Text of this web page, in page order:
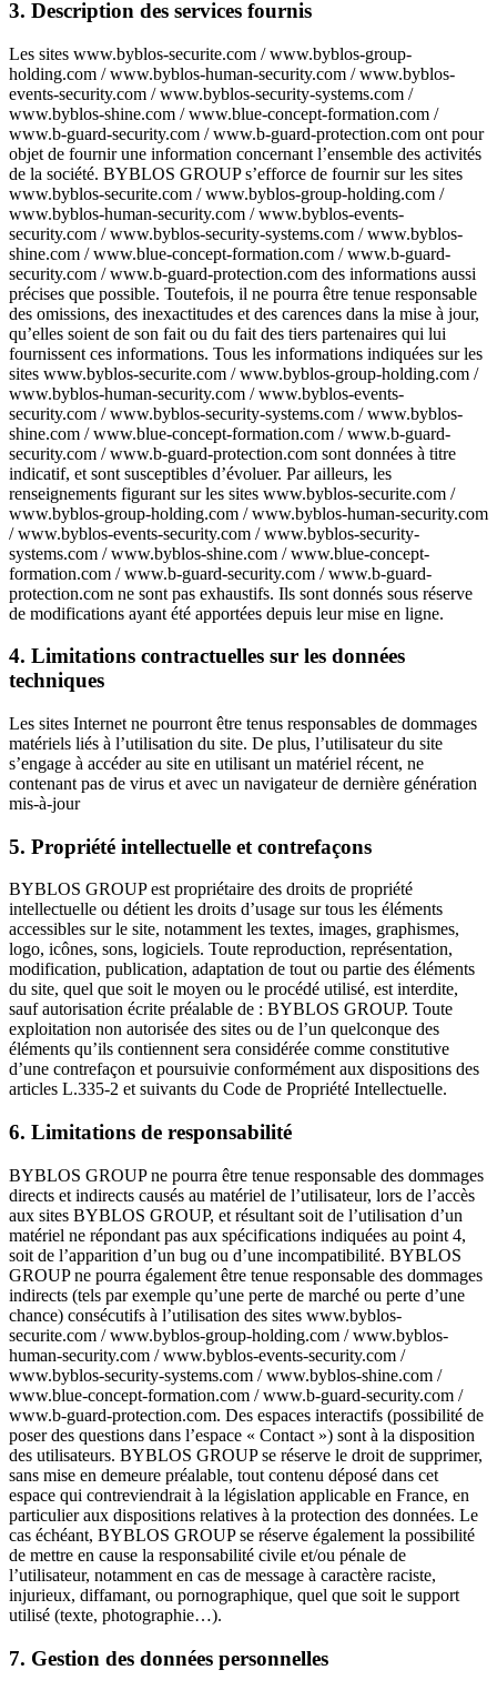
3. Description des services fournis
Les sites www.byblos-securite.com / www.byblos-group-
holding.com / www.byblos-human-security.com / www.byblos-
events-security.com / www.byblos-security-systems.com /
www.byblos-shine.com / www.blue-concept-formation.com /
www.b-guard-security.com / www.b-guard-protection.com ont pour
objet de fournir une information concernant l’ensemble des activités
de la société. BYBLOS GROUP s’efforce de fournir sur les sites
www.byblos-securite.com / www.byblos-group-holding.com /
www.byblos-human-security.com / www.byblos-events-
security.com / www.byblos-security-systems.com / www.byblos-
shine.com / www.blue-concept-formation.com / www.b-guard-
security.com / www.b-guard-protection.com des informations aussi
précises que possible. Toutefois, il ne pourra être tenue responsable
des omissions, des inexactitudes et des carences dans la mise à jour,
qu’elles soient de son fait ou du fait des tiers partenaires qui lui
fournissent ces informations. Tous les informations indiquées sur les
sites www.byblos-securite.com / www.byblos-group-holding.com /
www.byblos-human-security.com / www.byblos-events-
security.com / www.byblos-security-systems.com / www.byblos-
shine.com / www.blue-concept-formation.com / www.b-guard-
security.com / www.b-guard-protection.com sont données à titre
indicatif, et sont susceptibles d’évoluer. Par ailleurs, les
renseignements figurant sur les sites www.byblos-securite.com /
www.byblos-group-holding.com / www.byblos-human-security.com
/ www.byblos-events-security.com / www.byblos-security-
systems.com / www.byblos-shine.com / www.blue-concept-
formation.com / www.b-guard-security.com / www.b-guard-
protection.com ne sont pas exhaustifs. Ils sont donnés sous réserve
de modifications ayant été apportées depuis leur mise en ligne.
4. Limitations contractuelles sur les données
techniques
Les sites Internet ne pourront être tenus responsables de dommages
matériels liés à l’utilisation du site. De plus, l’utilisateur du site
s’engage à accéder au site en utilisant un matériel récent, ne
contenant pas de virus et avec un navigateur de dernière génération
mis-à-jour
5. Propriété intellectuelle et contrefaçons
BYBLOS GROUP est propriétaire des droits de propriété
intellectuelle ou détient les droits d’usage sur tous les éléments
accessibles sur le site, notamment les textes, images, graphismes,
logo, icônes, sons, logiciels. Toute reproduction, représentation,
modification, publication, adaptation de tout ou partie des éléments
du site, quel que soit le moyen ou le procédé utilisé, est interdite,
sauf autorisation écrite préalable de : BYBLOS GROUP. Toute
exploitation non autorisée des sites ou de l’un quelconque des
éléments qu’ils contiennent sera considérée comme constitutive
d’une contrefaçon et poursuivie conformément aux dispositions des
articles L.335-2 et suivants du Code de Propriété Intellectuelle.
6. Limitations de responsabilité
BYBLOS GROUP ne pourra être tenue responsable des dommages
directs et indirects causés au matériel de l’utilisateur, lors de l’accès
aux sites BYBLOS GROUP, et résultant soit de l’utilisation d’un
matériel ne répondant pas aux spécifications indiquées au point 4,
soit de l’apparition d’un bug ou d’une incompatibilité. BYBLOS
GROUP ne pourra également être tenue responsable des dommages
indirects (tels par exemple qu’une perte de marché ou perte d’une
chance) consécutifs à l’utilisation des sites www.byblos-
securite.com / www.byblos-group-holding.com / www.byblos-
human-security.com / www.byblos-events-security.com /
www.byblos-security-systems.com / www.byblos-shine.com /
www.blue-concept-formation.com / www.b-guard-security.com /
www.b-guard-protection.com. Des espaces interactifs (possibilité de
poser des questions dans l’espace « Contact ») sont à la disposition
des utilisateurs. BYBLOS GROUP se réserve le droit de supprimer,
sans mise en demeure préalable, tout contenu déposé dans cet
espace qui contreviendrait à la législation applicable en France, en
particulier aux dispositions relatives à la protection des données. Le
cas échéant, BYBLOS GROUP se réserve également la possibilité
de mettre en cause la responsabilité civile et/ou pénale de
l’utilisateur, notamment en cas de message à caractère raciste,
injurieux, diffamant, ou pornographique, quel que soit le support
utilisé (texte, photographie…).
7. Gestion des données personnelles